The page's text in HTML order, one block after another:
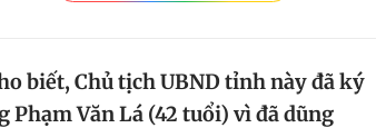
biết, Chủ tịch UBND tỉnh này đã ký
Văn Lá (42 tuổi) vì đã dũng